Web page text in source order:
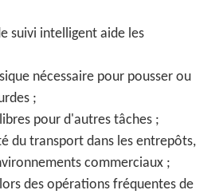
suivi intelligent aide les
nécessaire pour pousser ou
;
pour d'autres tâches ;
du transport dans les entrepôts,
commerciaux ;
des opérations fréquentes de